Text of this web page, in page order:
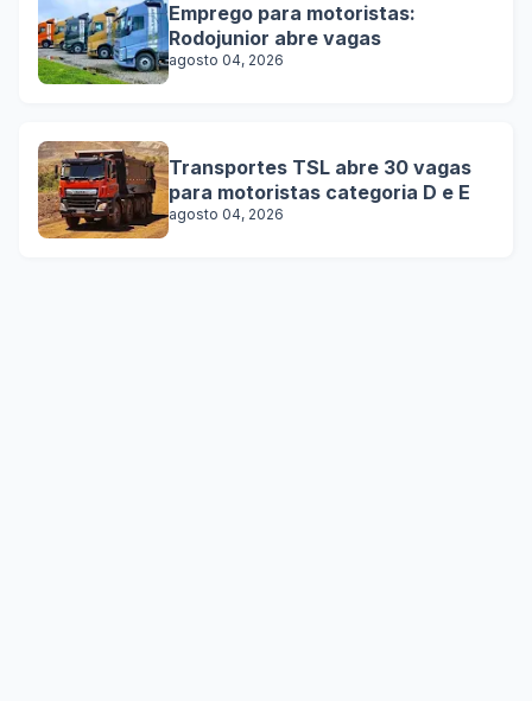
Emprego para motoristas:
Rodojunior abre vagas
agosto 04, 2026
Transportes TSL abre 30 vagas
para motoristas categoria D e E
agosto 04, 2026